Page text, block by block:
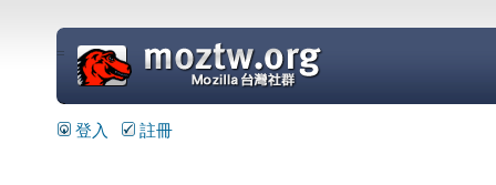
=
登入 註冊